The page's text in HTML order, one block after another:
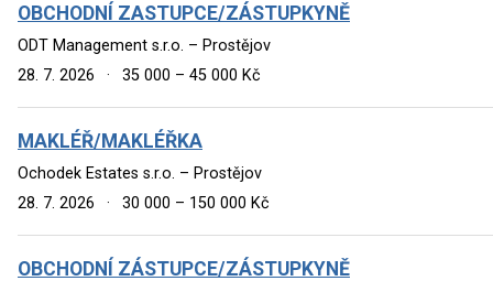
OBCHODNÍ ZASTUPCE/ZÁSTUPKYNĚ
ODT Management s.r.o. – Prostějov
28. 7. 2026
· 35 000 – 45 000 Kč
MAKLÉŘ/MAKLÉŘKA
Ochodek Estates s.r.o. – Prostějov
28. 7. 2026
· 30 000 – 150 000 Kč
OBCHODNÍ ZÁSTUPCE/ZÁSTUPKYNĚ